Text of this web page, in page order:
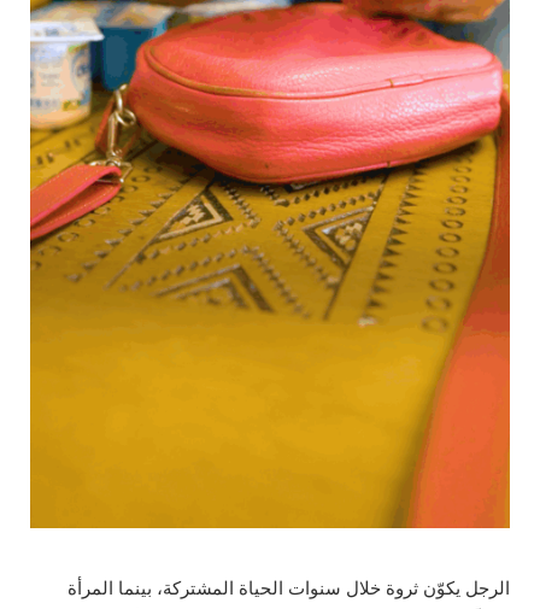
الرجل يكوّن ثروة خلال سنوات الحياة المشتركة، بينما المرأة